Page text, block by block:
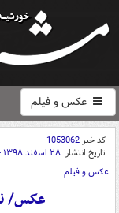
عکس و فیلم
کد خبر1053062
تاریخ انتشار: ۲۸ اسفند ۱۳۹۸ - ۰۱:۱۰
عکس و فیلم
عکس/